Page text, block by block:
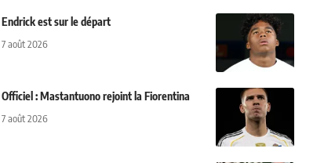
Endrick est sur le départ
7 août 2026
Officiel : Mastantuono rejoint la Fiorentina
7 août 2026